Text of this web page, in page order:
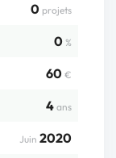
0 projets
0 %
60 €
4 ans
Juin 2020